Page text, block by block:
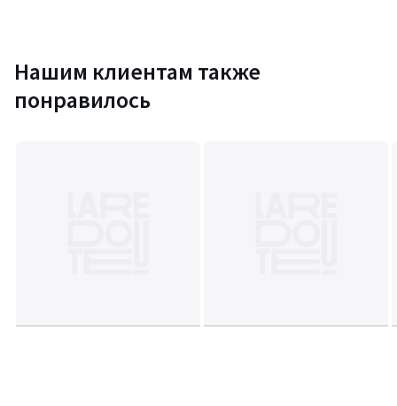
Информация об экологических качествах и характеристиках
Нашим клиентам также
понравилось